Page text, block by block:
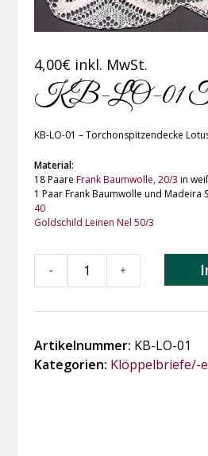
4,00€ inkl. MwSt.
KB-LO-01
KB-LO-01 – Torchonspitzendecke
Material:
18 Paare Frank Baumwolle, 20/3 in
1 Paar Frank Baumwolle und
40
Goldschild Leinen Nel 50/3
LO-
Lotus
"Lachsfarbenes
Band"
- +
Artikelnummer: KB-LO-01
Kategorien: Klöppelbriefe/-